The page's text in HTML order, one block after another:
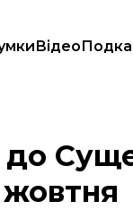
Відео
із СІЗО 8 жовтня
жовтня